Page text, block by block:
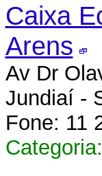
Caixa
Arens
Av Dr
Jundiaí -
Fone: 11
Categoria: